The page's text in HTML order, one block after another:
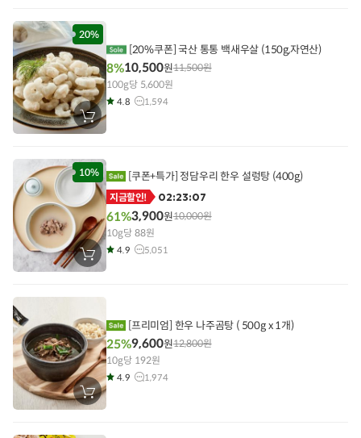
에
담
기
20%
장
바
에
담
기
[20%쿠폰] 국산 통통 백새우살 (150g,자연산)
8%10,500원11,500원
100g당 5,600원
4.8 1,594
10%
장
바
에
기
[쿠폰+특가] 정담우리 한우 설렁탕 (400g)
지금할인! 02:23:06
61%3,900원10,000원
10g당 88원
4.9 5,051
장
바
[프리미엄] 한우 나주곰탕 ( 500g x 1개)
25%9,600원12,800원
10g당 192원
4.9 1,974